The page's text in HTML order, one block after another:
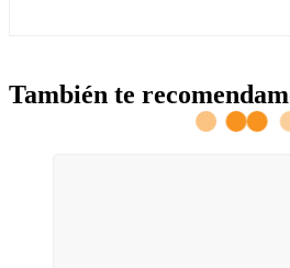
También te